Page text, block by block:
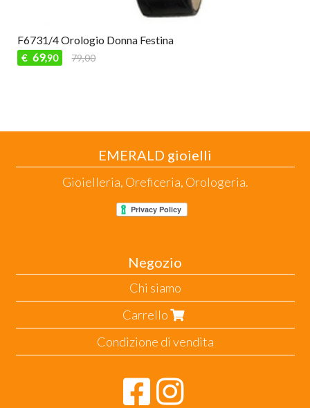
F6731/4 Orologio Donna Festina
€ 69,90 79,00
EMERALD gioielli
Gioielleria, Oreficeria, Orologeria.
Negozio
Chi siamo
Carrello
Condizione di vendita